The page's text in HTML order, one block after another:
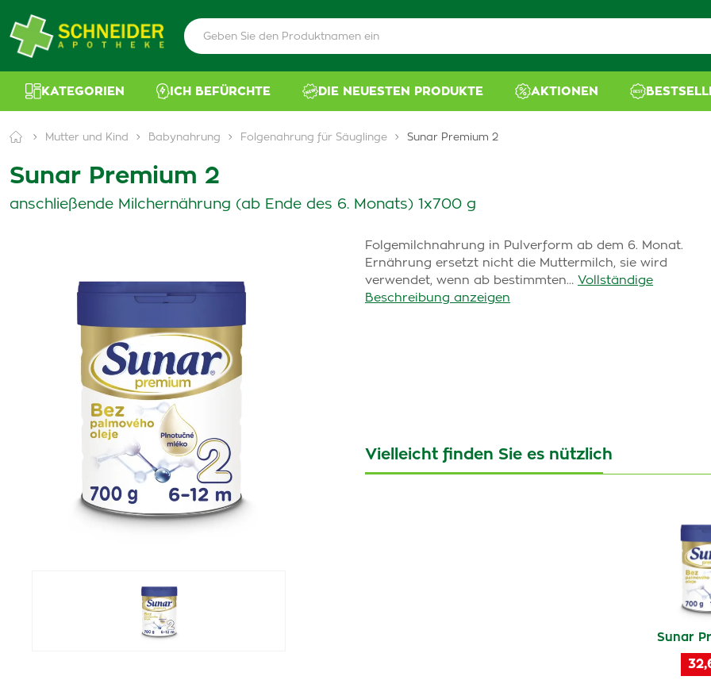
KATEGORIEN ICH BEFÜRCHTE DIE NEUESTEN PRODUKTE AKTIONEN
Mutter und Kind Babynahrung Folgenahrung für Säuglinge Sunar Premium 2
Sunar Premium 2
anschließende Milchernährung (ab Ende des 6. Monats) 1x700 g
Folgemilchnahrung in Pulverform ab dem 6. Monat.
Ernährung ersetzt nicht die Muttermilch, sie wird
verwendet, wenn ab bestimmten… Vollständige
Beschreibung anzeigen
Vielleicht finden Sie es nützlich
Sunar